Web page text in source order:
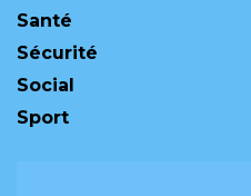
Santé
Sécurité
Social
Sport